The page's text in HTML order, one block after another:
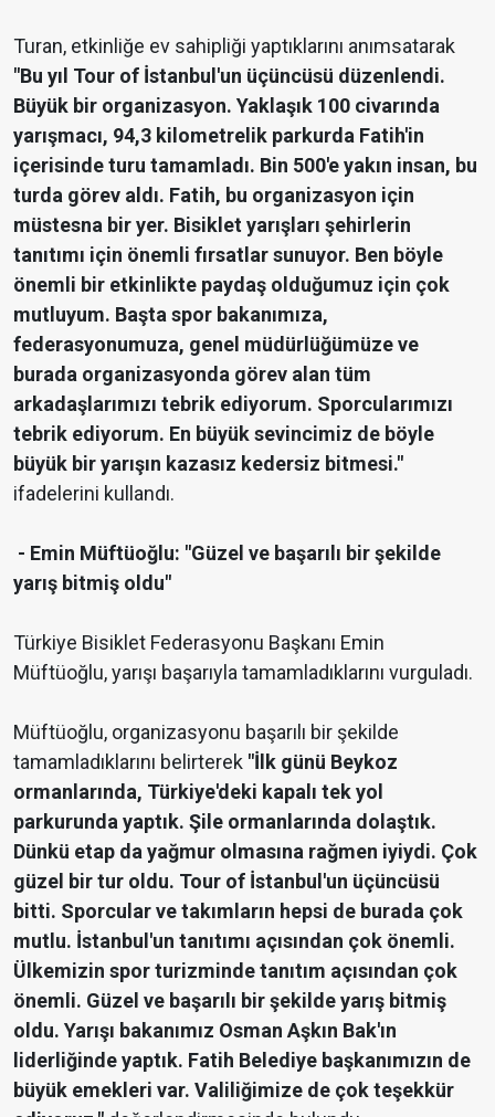
Turan, etkinliğe ev sahipliği yaptıklarını anımsatarak
"Bu yıl Tour of İstanbul'un üçüncüsü düzenlendi.
Büyük bir organizasyon. Yaklaşık 100 civarında
yarışmacı, 94,3 kilometrelik parkurda Fatih'in
içerisinde turu tamamladı. Bin 500'e yakın insan, bu
turda görev aldı. Fatih, bu organizasyon için
müstesna bir yer. Bisiklet yarışları şehirlerin
tanıtımı için önemli fırsatlar sunuyor. Ben böyle
önemli bir etkinlikte paydaş olduğumuz için çok
mutluyum. Başta spor bakanımıza,
federasyonumuza, genel müdürlüğümüze ve
burada organizasyonda görev alan tüm
arkadaşlarımızı tebrik ediyorum. Sporcularımızı
tebrik ediyorum. En büyük sevincimiz de böyle
büyük bir yarışın kazasız kedersiz bitmesi."
ifadelerini kullandı.
- Emin Müftüoğlu: "Güzel ve başarılı bir şekilde
yarış bitmiş oldu"
Türkiye Bisiklet Federasyonu Başkanı Emin
Müftüoğlu, yarışı başarıyla tamamladıklarını vurguladı.
Müftüoğlu, organizasyonu başarılı bir şekilde
tamamladıklarını belirterek "İlk günü Beykoz
ormanlarında, Türkiye'deki kapalı tek yol
parkurunda yaptık. Şile ormanlarında dolaştık.
Dünkü etap da yağmur olmasına rağmen iyiydi. Çok
güzel bir tur oldu. Tour of İstanbul'un üçüncüsü
bitti. Sporcular ve takımların hepsi de burada çok
mutlu. İstanbul'un tanıtımı açısından çok önemli.
Ülkemizin spor turizminde tanıtım açısından çok
önemli. Güzel ve başarılı bir şekilde yarış bitmiş
oldu. Yarışı bakanımız Osman Aşkın Bak'ın
liderliğinde yaptık. Fatih Belediye başkanımızın de
büyük emekleri var. Valiliğimize de çok teşekkür